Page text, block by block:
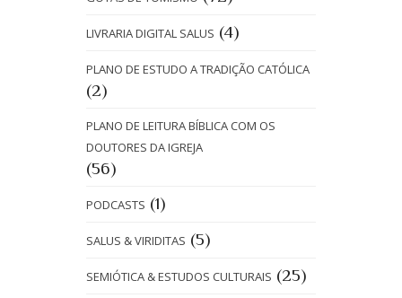
LIVRARIA DIGITAL SALUS (4)
PLANO DE ESTUDO A TRADIÇÃO CATÓLICA
(2)
PLANO DE LEITURA BÍBLICA COM OS
DOUTORES DA IGREJA
(56)
PODCASTS (1)
SALUS & VIRIDITAS (5)
SEMIÓTICA & ESTUDOS CULTURAIS (25)